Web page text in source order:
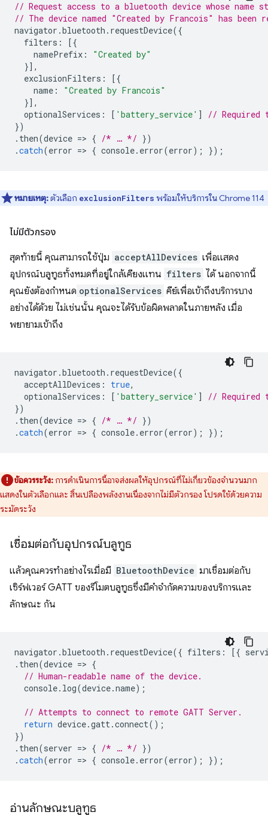
// Request access to a bluetooth device whose
// The device named "Created by Francois" has been
navigator .bluetooth . requestDevice({
filters :
[{
namePrefix :
"Created by"
}],
exclusionFilters :
[{
name :
"Created by Francois"
}],
optionalServices : [ 'battery_service' ]
// Required
})
. then(device => { /* … */ })
.catch(error => { console. error(error); });
หมายเหตุ:ตัวเลือก exclusionFilters พร้อมให้บริการใน Chrome 114
ไม่มีตัวกรอง
สุดท้ายนี้ คุณสามารถใช้ปุ่ม acceptAllDevices เพื่อแสดง
อุปกรณ์บลูทูธทั้งหมดที่อยู่ใกล้เคียงแทน filters ได้ นอกจากนี้
คุณยังต้องกำหนด optionalServices คีย์เพื่อเข้าถึงบริการบาง
อย่างได้ด้วย ไม่เช่นนั้น คุณจะได้รับข้อผิดพลาดในภายหลัง เมื่อ
พยายามเข้าถึง
navigator .bluetooth . requestDevice({
acceptAllDevices : true,
optionalServices : [ 'battery_service' ]
// Required
})
. then(device => { /* … */ })
.catch(error => { console. error(error); });
ข้อควรระวัง: การดำเนินการนี้อาจส่งผลให้อุปกรณ์ที่ไม่เกี่ยวข้องจำนวนมาก
แสดงในตัวเลือกและ สิ้นเปลืองพลังงานเนื่องจากไม่มีตัวกรอง โปรดใช้ด้วยความ
ระมัดระวัง
เชื่อมต่อกับอุปกรณ์บลูทูธ
แล้วคุณควรทำอย่างไรเมื่อมี BluetoothDevice มาเชื่อมต่อกับ
เซิร์ฟเวอร์ GATT ของรีโมตบลูทูธซึ่งมีคำจำกัดความของบริการและ
ลักษณะ กัน
navigator .bluetooth . requestDevice({ filters : [{
. then(device => {
// Human-readable name of the device.
console. log(device.name);
// Attempts to connect to remote GATT Server.
return device.gatt.connect();
})
. then(server => { /* … */ })
.catch(error => { console. error(error); });
อ่านลักษณะบลูทูธ